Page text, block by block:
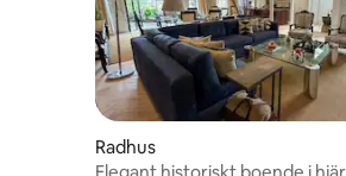
Radhus
Elegant historiskt boende i